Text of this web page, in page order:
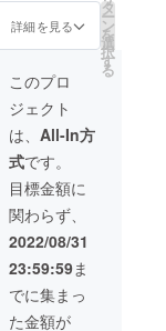
プなど
にて一
開始予
定で
す。
す。 ※
類似商
可能性
ます。
ご了承
上でご
支援頂
けます
様お願
い致し
2022年
11月頃
が遅れ
る場合
※皆様の
により
量産効
率が向
上した
場合、
正規販
売価格
が販売
格より
下がる
可能性
もござ
ターン
はすべ
送料込
みの金
額にな
りま
す。 ※
ご注文
状況、
使用部
材の供
給状
況、製
造工程
上の都
合等に
より出
詳細を見る
タ
ー
ン
を
選
択
す
る
このプロ
ジェクト
は、 All-In方
式です。
目標金額に
関わらず、
2022/08/31
23:59:59ま
でに集まっ
た金額が